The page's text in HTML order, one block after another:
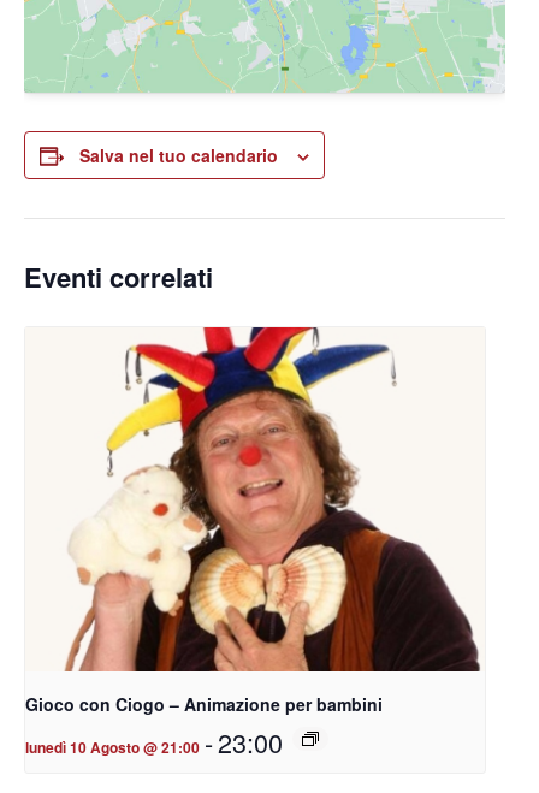
Salva nel tuo calendario
Eventi correlati
Gioco con Ciogo – Animazione per bambini
lunedì 10 Agosto @ 21:00 -23:00